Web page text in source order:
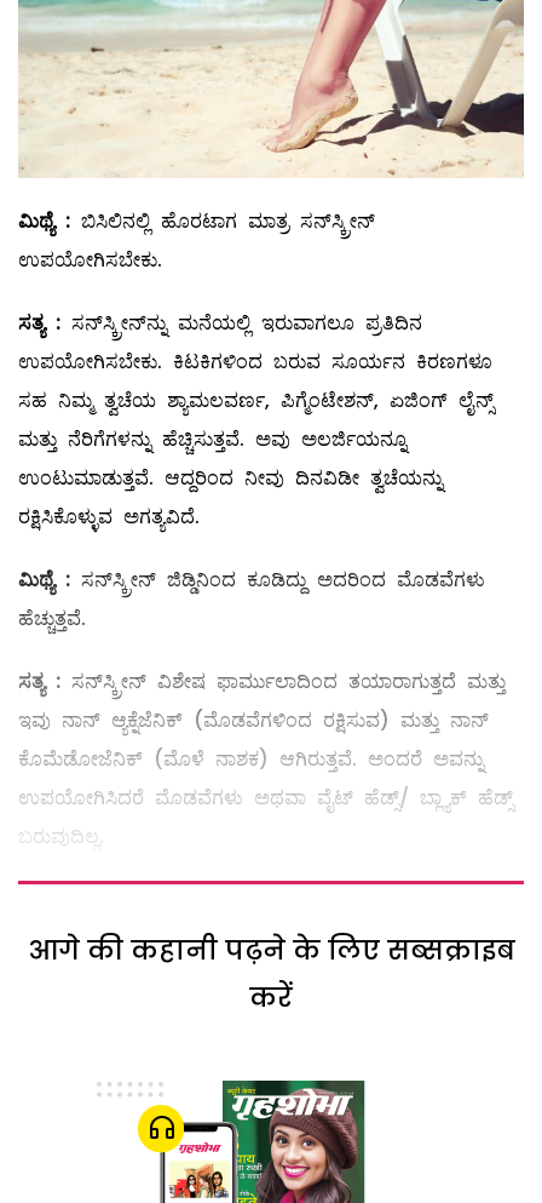
ಮಿಥ್ಯೆ: ಬಿಸಿಲಿನಲ್ಲಿ ಹೊರಟಾಗ ಮಾತ್ರ ಸನ್‌ಸ್ಕ್ರೀನ್‌
ಉಪಯೋಗಿಸಬೇಕು.
ಸತ್ಯ: ಸನ್‌ಸ್ಕ್ರೀನ್‌ನ್ನು ಮನೆಯಲ್ಲಿ ಇರುವಾಗಲೂ ಪ್ರತಿದಿನ
ಉಪಯೋಗಿಸಬೇಕು. ಕಿಟಕಿಗಳಿಂದ ಬರುವ ಸೂರ್ಯನ ಕಿರಣಗಳೂ
ಸಹ ನಿಮ್ಮ ತ್ವಚೆಯ ಶ್ಯಾಮಲವರ್ಣ, ಪಿಗ್ಮೆಂಟೇಶನ್‌, ಏಜಿಂಗ್‌ ಲೈನ್ಸ್
ಮತ್ತು ನೆರಿಗೆಗಳನ್ನು ಹೆಚ್ಚಿಸುತ್ತವೆ. ಅವು ಅಲರ್ಜಿಯನ್ನೂ
ಉಂಟುಮಾಡುತ್ತವೆ. ಆದ್ದರಿಂದ ನೀವು ದಿನವಿಡೀ ತ್ವಚೆಯನ್ನು
ರಕ್ಷಿಸಿಕೊಳ್ಳುವ ಅಗತ್ಯವಿದೆ.
ಮಿಥ್ಯೆ: ಸನ್‌ಸ್ಕ್ರೀನ್‌ ಜಿಡ್ಡಿನಿಂದ ಕೂಡಿದ್ದು ಅದರಿಂದ ಮೊಡವೆಗಳು
ಹೆಚ್ಚುತ್ತವೆ.
ಸತ್ಯ: ಸನ್‌ಸ್ಕ್ರೀನ್‌ ವಿಶೇಷ ಫಾರ್ಮುಲಾದಿಂದ ತಯಾರಾಗುತ್ತದೆ ಮತ್ತು
ಇವು ನಾನ್‌ ಆ್ಯಕ್ನೆಜೆನಿಕ್‌ (ಮೊಡವೆಗಳಿಂದ ರಕ್ಷಿಸುವ) ಮತ್ತು ನಾನ್‌
ಕೊಮೆಡೋಜೆನಿಕ್‌ (ಮೊಳೆ ನಾಶಕ) ಆಗಿರುತ್ತವೆ. ಅಂದರೆ ಅವನ್ನು
ಉಪಯೋಗಿಸಿದರೆ ಮೊಡವೆಗಳು ಅಥವಾ ವೈಟ್‌ ಹೆಡ್ಸ್/ ಬ್ಲ್ಯಾಕ್‌ ಹೆಡ್ಸ್
ಬರುವುದಿಲ್ಲ.
आगे की कहानी पढ़ने के लिए सब्सक्राइब
करें